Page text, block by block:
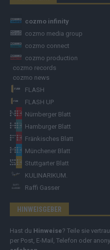
cozmo infinity
cozmo media group
cozmo connect
cozmo production
cozmo records
cozmo news
FLASH
FLASH UP
Nürnberger Blatt
Hamburger Blatt
Fränkisches Blatt
Münchener Blatt
Stuttgarter Blatt
KULINARIKUM.
Raffi Gasser
HINWEISGEBER
Hast du Hinweise? Teile sie
per Post, E-Mail, Telefon oder